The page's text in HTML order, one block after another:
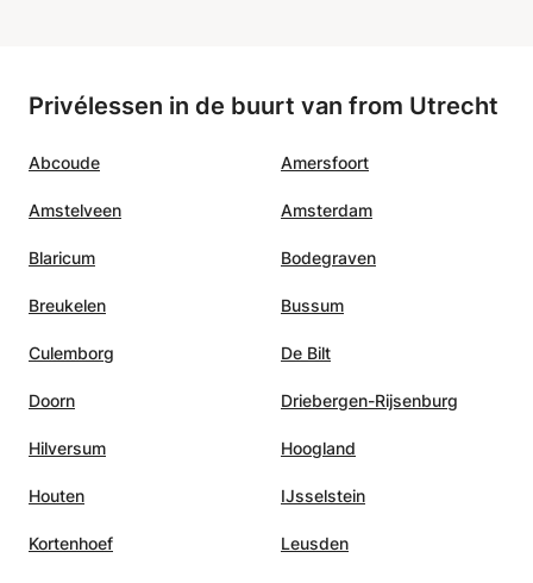
op
ben. Ik raad het heel erg aan om
Privélessen in de buurt van from Utrecht
Abcoude Amersfoort
Amstelveen Amsterdam
Blaricum Bodegraven
Breukelen Bussum
Culemborg De Bilt
Doorn Driebergen-Rijsenburg
Hilversum Hoogland
Houten IJsselstein
Kortenhoef Leusden